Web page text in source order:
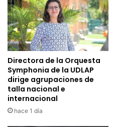
Directora de la Orquesta
Symphonia de la UDLAP
dirige agrupaciones de
talla nacional e
internacional
hace 1 día